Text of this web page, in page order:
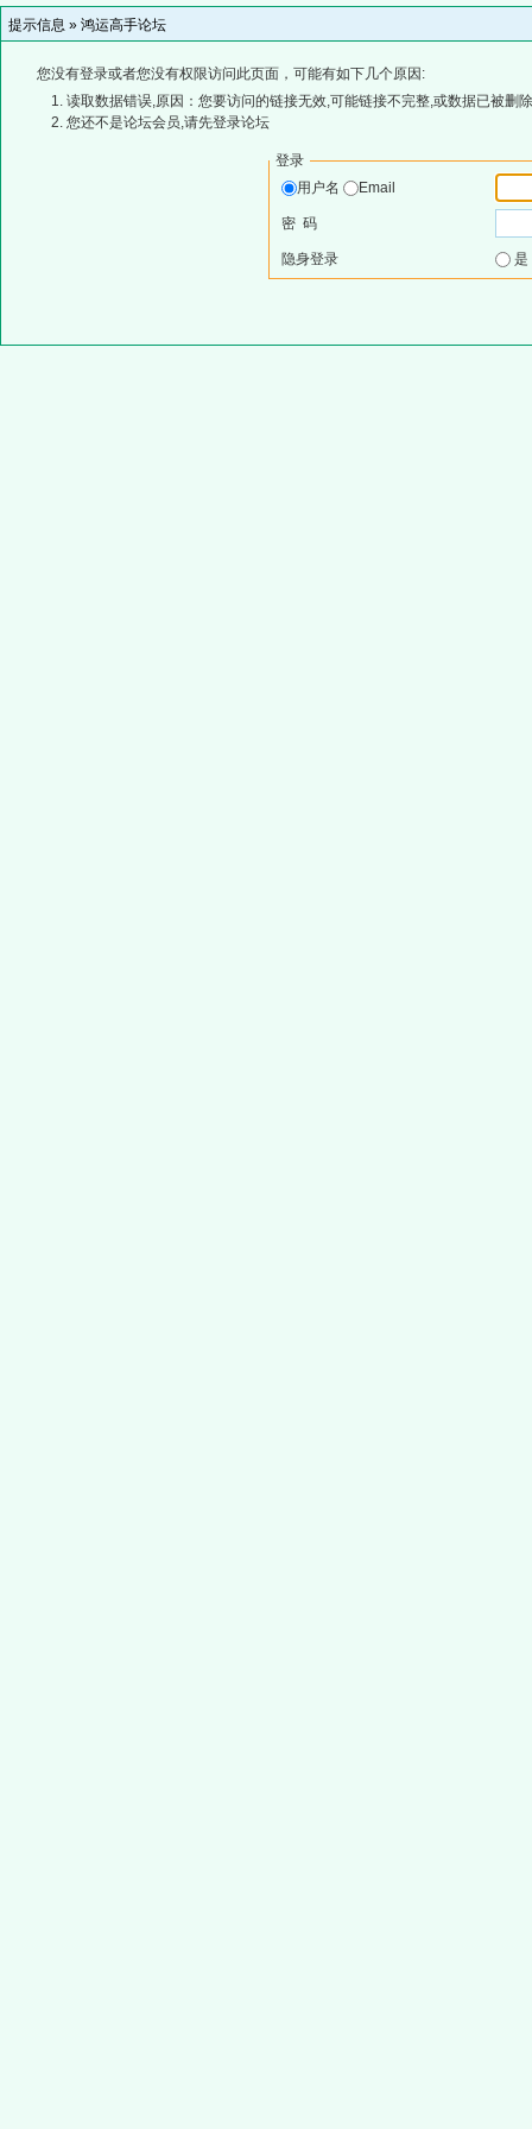
提示信息 » 鸿运高手论坛
您没有登录或者您没有权限访问此页面，可能有如下几个原因:
读取数据错误,原因：您要访问的链接无效,可能链接不完整,或数据已被删
您还不是论坛会员,请先登录论坛
登录
用户名
Email
密 码
隐身登录